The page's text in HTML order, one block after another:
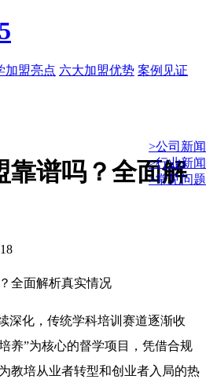
加盟亮点 六大加盟优势 案例见证
>公司新闻
>行业新闻
>常见问题
靠谱吗？全面解
面解析真实情况
化，传统学科培训赛道逐渐收
养”为核心的督学项目，凭借合规
教培从业者转型和创业者入局的热